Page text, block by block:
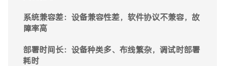
系统兼容差：设备兼容性差，软件协议不兼容，故
障率高
部署时间长：设备种类多、布线繁杂，调试时部署
耗时
部署难度高：需整合不同品牌的硬件，多软件协议
对接和数据交互
故障几率大：涉及服务器、软件、网络等多环节，
故障几率高
系统兼容差：不同厂商的设备支持的协议不同，增
加技术复杂度
功能太单一：仅支持视频会议功能，无法支持中
控、录播等功能